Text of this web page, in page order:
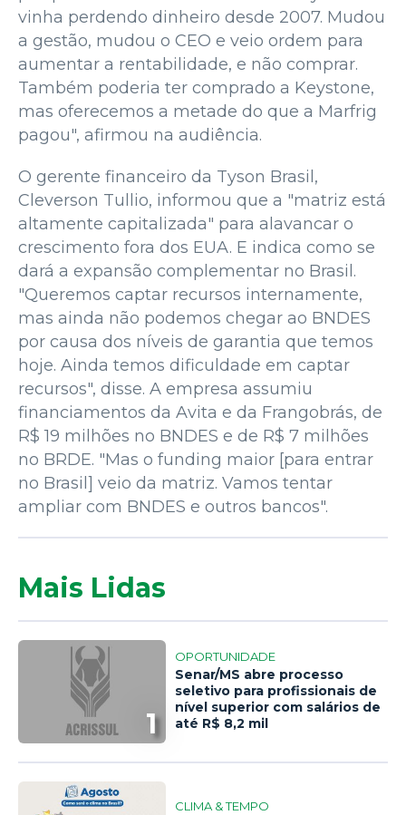
vinha perdendo dinheiro desde 2007. Mudou
a gestão, mudou o CEO e veio ordem para
aumentar a rentabilidade, e não comprar.
Também poderia ter comprado a Keystone,
mas oferecemos a metade do que a Marfrig
pagou", afirmou na audiência.
O gerente financeiro da Tyson Brasil,
Cleverson Tullio, informou que a "matriz está
altamente capitalizada" para alavancar o
crescimento fora dos EUA. E indica como se
dará a expansão complementar no Brasil.
"Queremos captar recursos internamente,
mas ainda não podemos chegar ao BNDES
por causa dos níveis de garantia que temos
hoje. Ainda temos dificuldade em captar
recursos", disse. A empresa assumiu
financiamentos da Avita e da Frangobrás, de
R$ 19 milhões no BNDES e de R$ 7 milhões
no BRDE. "Mas o funding maior [para entrar
no Brasil] veio da matriz. Vamos tentar
ampliar com BNDES e outros bancos".
Mais Lidas
1
OPORTUNIDADE
Senar/MS abre processo
seletivo para profissionais de
nível superior com salários de
até R$ 8,2 mil
CLIMA & TEMPO